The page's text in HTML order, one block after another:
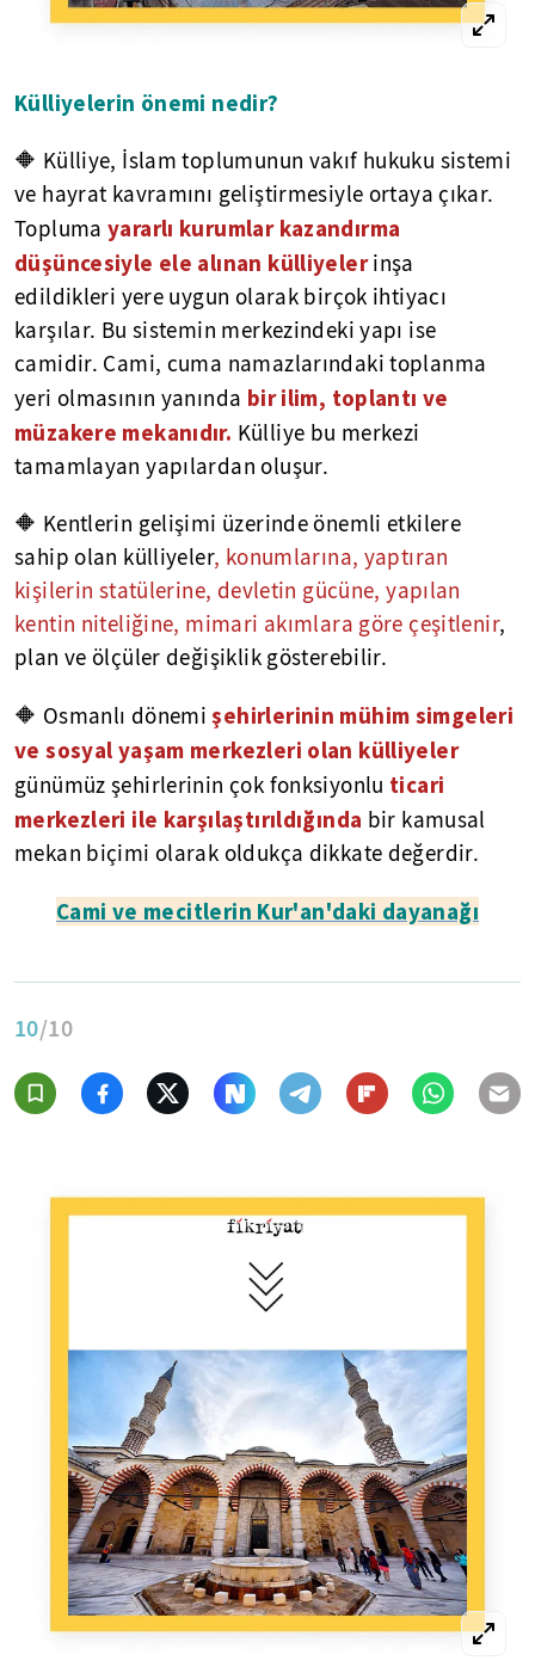
Külliyelerin önemi nedir?
🔶 Külliye, İslam toplumunun vakıf hukuku sistemi
ve hayrat kavramını geliştirmesiyle ortaya çıkar.
Topluma yararlı kurumlar kazandırma
düşüncesiyle ele alınan külliyelerinşa
edildikleri yere uygun olarak birçok ihtiyacı
karşılar. Bu sistemin merkezindeki yapı ise
camidir. Cami, cuma namazlarındaki toplanma
yeri olmasının yanında bir ilim, toplantı ve
müzakere mekanıdır. Külliye bu merkezi
tamamlayan yapılardan oluşur.
🔶 Kentlerin gelişimi üzerinde önemli etkilere
sahip olan külliyeler, konumlarına, yaptıran
kişilerin statülerine, devletin gücüne, yapılan
kentin niteliğine, mimari akımlara göre çeşitlenir,
plan ve ölçüler değişiklik gösterebilir.
🔶 Osmanlı dönemişehirlerinin mühim simgeleri
ve sosyal yaşam merkezleri olan külliyeler
günümüz şehirlerinin çok fonksiyonlu ticari
merkezleri ile karşılaştırıldığında bir kamusal
mekan biçimi olarak oldukça dikkate değerdir.
Cami ve mecitlerin Kur'an'daki dayanağı
10/10